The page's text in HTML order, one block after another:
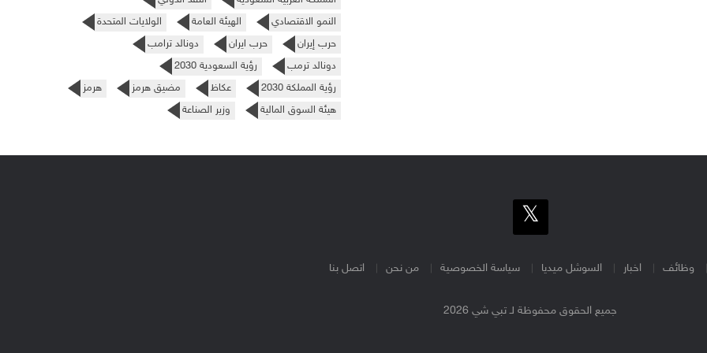
النمو الاقتصادي
الهيئة العامة
الولايات المتحدة
حرب إيران
حرب ايران
دونالد ترامب
دونالد ترمب
رؤية السعودية 2030
رؤية المملكة 2030
عكاظ مضيق هرمز
هرمز
هيئة السوق المالية
وزير الصناعة
وظائف اخبار السوشل ميديا سياسة الخصوصية من نحن اتصل بنا
جميع الحقوق محفوظة لـ تبي شي 2026